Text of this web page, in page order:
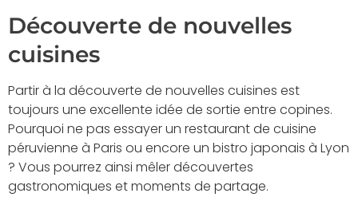
Découverte de nouvelles
cuisines
Partir à la découverte de nouvelles cuisines est
toujours une excellente idée de sortie entre copines.
Pourquoi ne pas essayer un restaurant de cuisine
péruvienne à Paris ou encore un bistro japonais à Lyon
? Vous pourrez ainsi mêler découvertes
gastronomiques et moments de partage.